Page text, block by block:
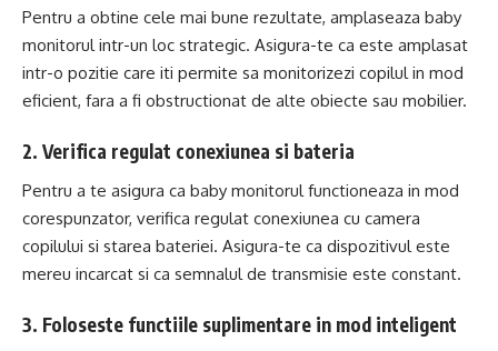
Pentru a obtine cele mai bune rezultate, amplaseaza baby
monitorul intr-un loc strategic. Asigura-te ca este amplasat
intr-o pozitie care iti permite sa monitorizezi copilul in mod
eficient, fara a fi obstructionat de alte obiecte sau mobilier.
2. Verifica regulat conexiunea si bateria
Pentru a te asigura ca baby monitorul functioneaza in mod
corespunzator, verifica regulat conexiunea cu camera
copilului si starea bateriei. Asigura-te ca dispozitivul este
mereu incarcat si ca semnalul de transmisie este constant.
3. Foloseste functiile suplimentare in mod inteligent